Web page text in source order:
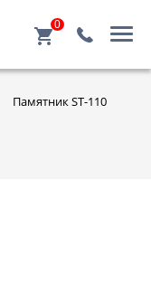
0
Памятник ST-110